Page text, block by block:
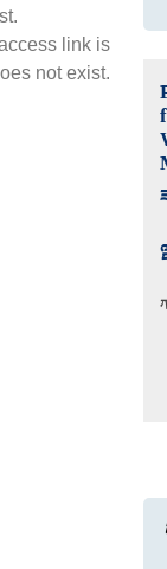
link is
not exist.